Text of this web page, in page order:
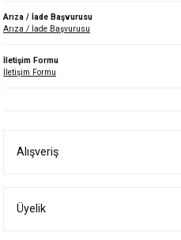
Arıza / İade Başvurusu
Arıza / İade Başvurusu
İletişim Formu
İletişim Formu
Alışveriş
Üyelik